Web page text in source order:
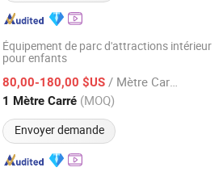
Équipement de parc d'attractions intérieur
pour enfants
80,00-180,00 $US / Mètre Carré
1 Mètre Carré (MOQ)
Envoyer demande
(Guangzhou) Co., Ltd.
Depuis 2025